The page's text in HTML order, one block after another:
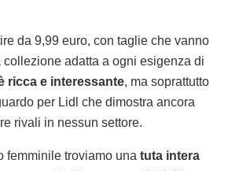
da 9,99 euro, con taglie che vanno
adatta a ogni esigenza di
ricca e interessante, ma soprattutto
per Lidl che dimostra ancora
rivali in nessun settore.
femminile troviamo una tuta intera